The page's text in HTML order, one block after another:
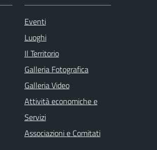
Eventi
Luoghi
Il Territorio
Galleria Fotografica
Galleria Video
Attività economiche e
Servizi
Associazioni e Comitati